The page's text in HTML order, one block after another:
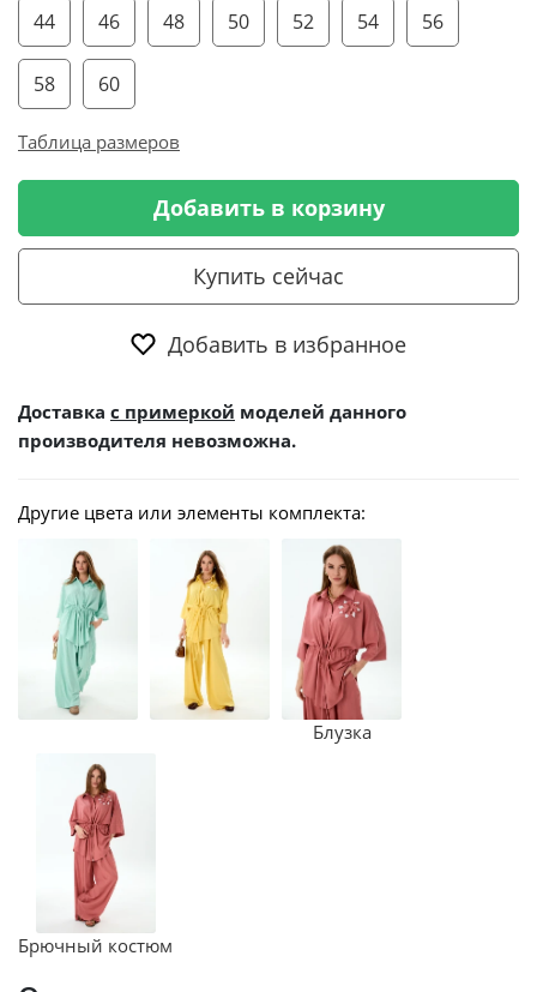
44 46 48 50 52 54 56
58 60
Таблица размеров
Добавить в корзину
Купить сейчас
Добавить в избранное
Доставка с примеркой моделей данного
производителя невозможна.
Другие цвета или элементы комплекта:
Блузка
Брючный костюм